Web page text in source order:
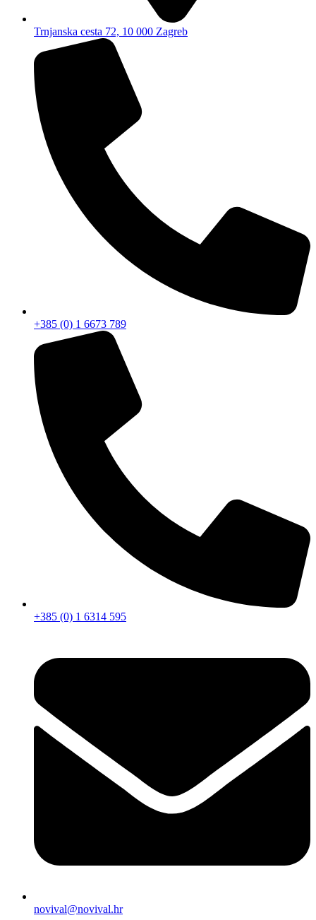
Trnjanska cesta 72, 10 000 Zagreb
+385 (0) 1 6673 789
+385 (0) 1 6314 595
novival@novival.hr